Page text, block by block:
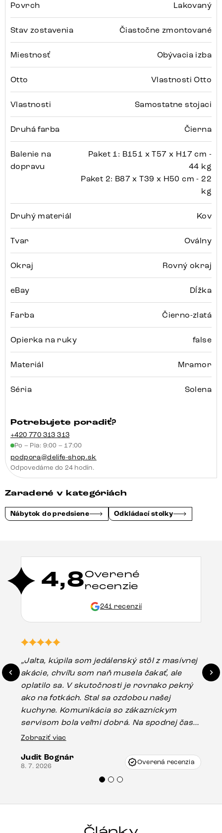
Povrch Lakovaný
Stav zostavenia Čiastočne zmontované
Miestnosť Obývacia izba
Otto Vlastnosti Otto
Vlastnosti Samostatne stojaci
Druhá farba Čierna
Balenie na
dopravu
Paket 1: B151 x T57 x H17 cm -
44 kg
Paket 2: B87 x T39 x H50 cm - 22
kg
Druhý materiál Kov
Tvar Oválny
Okraj Rovný okraj
eBay Dĺžka
Farba Čierno-zlatá
Opierka na ruky false
Materiál Mramor
Séria Solena
Potrebujete poradiť?
+420 770 313 313
Po – Pia: 9:00 – 17:00
podpora@delife-shop.sk
Odpovedáme do 24 hodín.
Zaradené v kategóriách
Nábytok do predsiene Odkládací stolky
4,8Overené
recenzie
241 recenzií
„Jalta, kúpila som jedálenský stôl z masívnej
akácie, chvíľu som naň musela čakať, ale
oplatilo sa. V skutočnosti je rovnako pekný
ako na fotkách. Stal sa ozdobou našej
kuchyne. Komunikácia so zákazníckym
servisom bola veľmi dobrá. Na spodnej časti
stola bolo malé poškodenie, pravdepodobne
Vincze pri riešení mojej záležitosti pristúpili
veľmi korektne. Odporúčam produkty Delife
Zobraziť viac
Judit Bognár
8. 7. 2026 Overená recenzia